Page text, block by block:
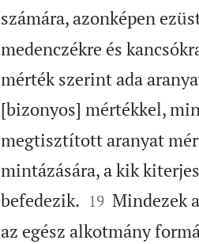
számára, azonképen
medenczékre és
mérték szerint ada
[bizonyos] mértékkel,
megtisztított aranyat
mintázására, a kik
befedezik.
19 Mindezek
az egész alkotmány